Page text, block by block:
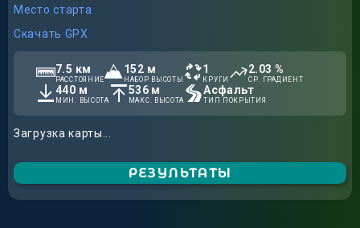
Место старта
Скачать GPX
7.5 км
РАССТОЯНИЕ
152 м
НАБОР ВЫСОТЫ
1
КРУГИ
2.03 %
СР. ГРАДИЕНТ
440 м
МИН. ВЫСОТА
536м
МАКС. ВЫСОТА
Асфальт
ТИП ПОКРЫТИЯ
Загрузка карты...
РЕЗУЛЬТАТЫ